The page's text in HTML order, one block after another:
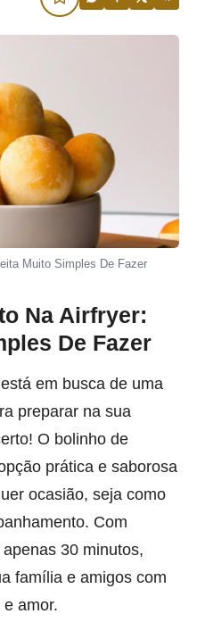
Muito Simples De Fazer
Na Airfryer:
De Fazer
em busca de uma
preparar na sua
O bolinho de
prática e saborosa
ocasião, seja como
Com
30 minutos,
família e amigos com
amor.